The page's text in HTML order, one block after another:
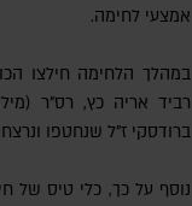
אמצעי לחימה.
במהלך הלחימה חילצו
רביד אריה כץ, רס"ר
ברודסקי ז"ל שנחטפו ונרצחו
נוסף על כך, כלי טיס של חיל האוויר, בשיתוף אוגדת עזה, חיסל את המחבל